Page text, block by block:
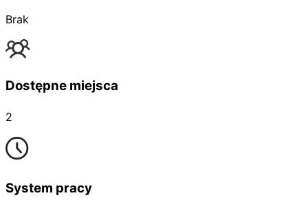
Brak
Dostępne miejsca
2
System pracy